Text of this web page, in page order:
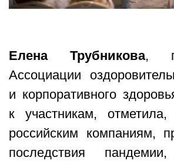
Елена Трубникова,
Ассоциации
и корпоративного
к участникам,
российским компаниям,
последствия